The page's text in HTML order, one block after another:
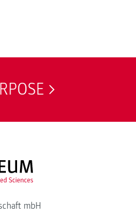
FH JOANNEUM Logo
mbH